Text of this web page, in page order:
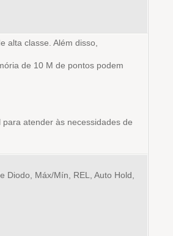
alta classe. Além disso,
de 10 M de pontos podem
atender às necessidades de
Diodo, Máx/Mín, REL, Auto Hold,